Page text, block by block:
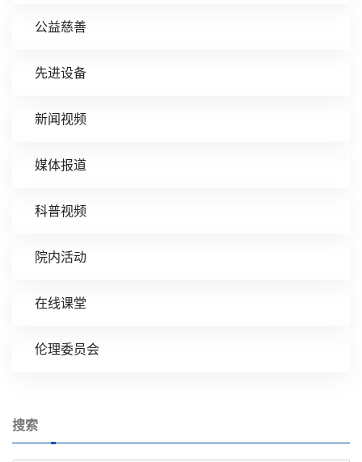
公益慈善
先进设备
新闻视频
媒体报道
科普视频
院内活动
在线课堂
伦理委员会
搜索